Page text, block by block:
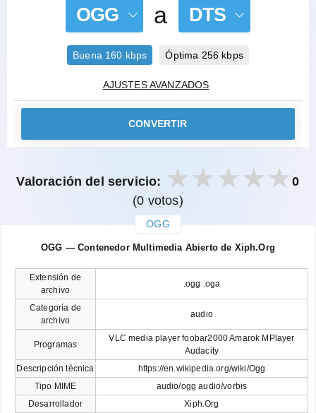
OGG a DTS
Buena 160 kbps Óptima 256 kbps
AJUSTES AVANZADOS
CONVERTIR
Valoración del servicio:
0
(0 votos)
OGG
OGG — Contenedor Multimedia Abierto de Xiph.Org
Extensión de
archivo
.ogg .oga
Categoría de
archivo
audio
Programas
VLC media player foobar2000 Amarok MPlayer
Audacity
Descripción técnica
https://en.wikipedia.org/wiki/Ogg
Tipo MIME
audio/ogg audio/vorbis
Desarrollador
Xiph.Org